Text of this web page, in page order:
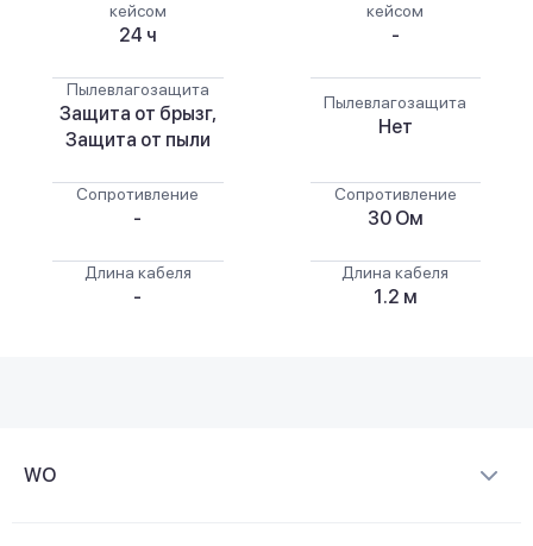
кейсом
24 ч
Пылевлагозащита
Защита от брызг,
Защита от пыли
Сопротивление
-
Длина кабеля
-
кейсом
-
Пылевлагозащита
Нет
Сопротивление
30 Ом
Длина кабеля
1.2 м
WO